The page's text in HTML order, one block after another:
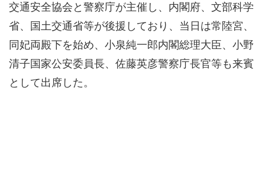
交通安全協会と警察庁が主催し、内閣府、文部科学
省、国土交通省等が後援しており、当日は常陸宮、
同妃両殿下を始め、小泉純一郎内閣総理大臣、小野
清子国家公安委員長、佐藤英彦警察庁長官等も来賓
として出席した。